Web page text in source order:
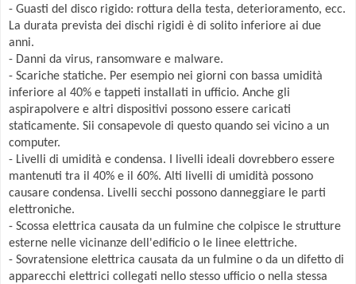
- Guasti del disco rigido: rottura della testa, deterioramento, ecc.
La durata prevista dei dischi rigidi è di solito inferiore ai due
anni.
- Danni da virus, ransomware e malware.
- Scariche statiche. Per esempio nei giorni con bassa umidità
inferiore al 40% e tappeti installati in ufficio. Anche gli
aspirapolvere e altri dispositivi possono essere caricati
staticamente. Sii consapevole di questo quando sei vicino a un
computer.
- Livelli di umidità e condensa. I livelli ideali dovrebbero essere
mantenuti tra il 40% e il 60%. Alti livelli di umidità possono
causare condensa. Livelli secchi possono danneggiare le parti
elettroniche.
- Scossa elettrica causata da un fulmine che colpisce le strutture
esterne nelle vicinanze dell'edificio o le linee elettriche.
- Sovratensione elettrica causata da un fulmine o da un difetto di
apparecchi elettrici collegati nello stesso ufficio o nella stessa